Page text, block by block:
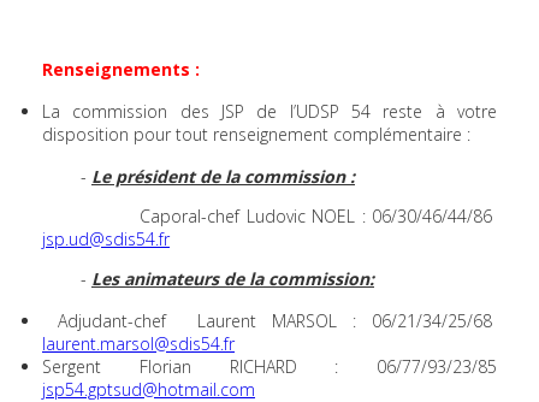
Renseignements :
La commission des JSP de l’UDSP 54 reste à votre
disposition pour tout renseignement complémentaire :
- Le président de la commission :
Caporal-chef Ludovic NOEL : 06/30/46/44/86
jsp.ud@sdis54.fr
- Les animateurs de la commission:
Adjudant-chef Laurent MARSOL : 06/21/34/25/68
laurent.marsol@sdis54.fr
Sergent Florian RICHARD : 06/77/93/23/85
jsp54.gptsud@hotmail.com